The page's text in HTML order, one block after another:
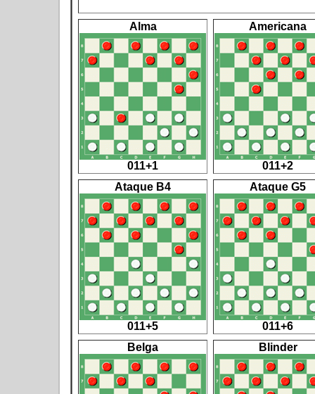
Alma
011+1
Americana
011+2
Ataque B4
011+5
Ataque G5
011+6
Belga
Blinder